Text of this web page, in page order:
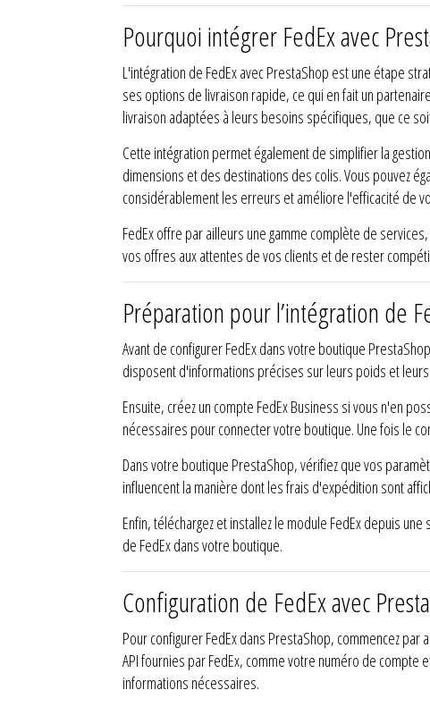
Pourquoi intégrer FedEx avec
L'intégration de FedEx avec PrestaShop est une étape
ses options de livraison rapide, ce qui en fait un
livraison adaptées à leurs besoins spécifiques, que ce
Cette intégration permet également de simplifier la
dimensions et des destinations des colis. Vous pouvez
considérablement les erreurs et améliore l'efficacité de
FedEx offre par ailleurs une gamme complète de
vos offres aux attentes de vos clients et de rester
Préparation pour l’intégration de
Avant de configurer FedEx dans votre boutique
disposent d'informations précises sur leurs poids et
Ensuite, créez un compte FedEx Business si vous n'en
nécessaires pour connecter votre boutique. Une fois le
Dans votre boutique PrestaShop, vérifiez que vos
influencent la manière dont les frais d'expédition sont
Enfin, téléchargez et installez le module FedEx depuis
de FedEx dans votre boutique.
Configuration de FedEx avec
Pour configurer FedEx dans PrestaShop, commencez
API fournies par FedEx, comme votre numéro de
informations nécessaires.